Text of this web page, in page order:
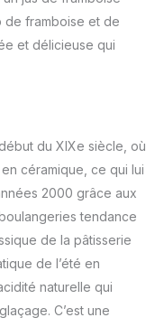
de framboise et de
et délicieuse qui
du XIXe siècle, où
céramique, ce qui lui
2000 grâce aux
tendance
de la pâtisserie
de l’été en
naturelle qui
C’est une